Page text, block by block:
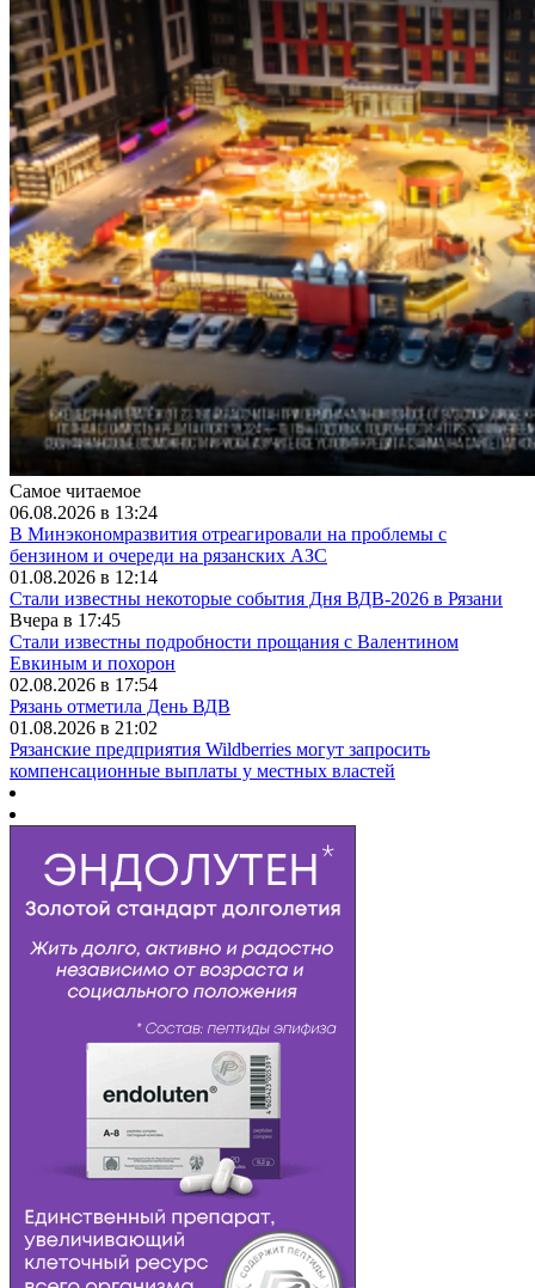
Самое читаемое
06.08.2026 в 13:24
В Минэкономразвития отреагировали на проблемы с
бензином и очереди на рязанских АЗС
01.08.2026 в 12:14
Стали известны некоторые события Дня ВДВ-2026 в Рязани
Вчера в 17:45
Стали известны подробности прощания с Валентином
Евкиным и похорон
02.08.2026 в 17:54
Рязань отметила День ВДВ
01.08.2026 в 21:02
Рязанские предприятия Wildberries могут запросить
компенсационные выплаты у местных властей